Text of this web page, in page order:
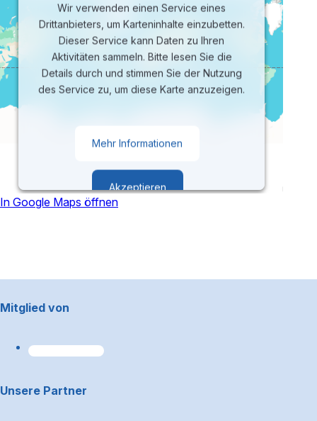
Wir verwenden einen Service eines
Drittanbieters, um Karteninhalte einzubetten.
Dieser Service kann Daten zu Ihren
Aktivitäten sammeln. Bitte lesen Sie die
Details durch und stimmen Sie der Nutzung
des Service zu, um diese Karte anzuzeigen.
Mehr Informationen
Akzeptieren
In Google Maps öffnen
Footerbereich
Mitglied von
Unsere Partner